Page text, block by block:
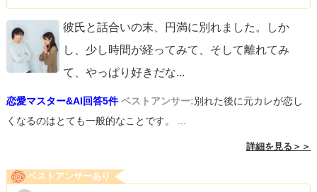
彼氏と話合いの末、円満に別れました。しか
し、少し時間が経ってみて、そして離れてみ
て、やっぱり好きだな...
恋愛マスター&AI回答5件 ベストアンサー:別れた後に元カレが恋し
くなるのはとても一般的なことです。 ...
詳細を見る＞＞
ベストアンサーあり